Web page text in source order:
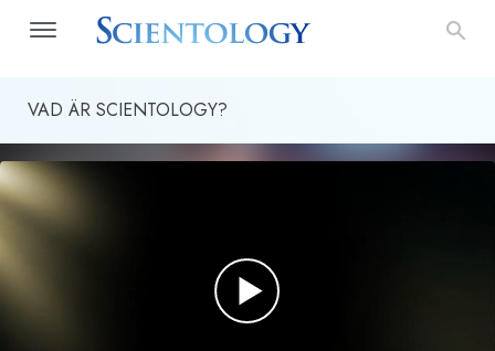
VAD ÄR SCIENTOLOGY?